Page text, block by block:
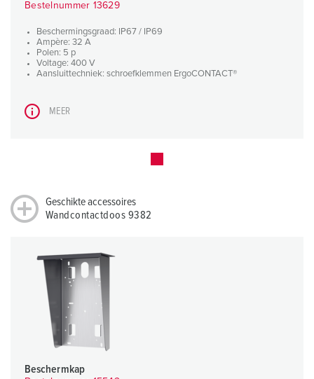
Bestelnummer 13629
Beschermingsgraad: IP67 / IP69
Ampère: 32 A
Polen: 5 p
Voltage: 400 V
Aansluittechniek: schroefklemmen ErgoCONTACT®
MEER
Geschikte accessoires
Wandcontactdoos 9382
Beschermkap